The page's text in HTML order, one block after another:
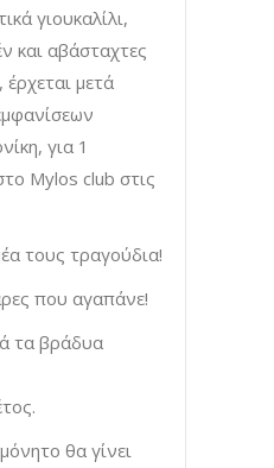
γιουκαλίλι,
και αβάσταχτες
έρχεται μετά
για 1
Mylos club στις
τους τραγούδια!
που αγαπάνε!
τα βράδυα
θα γίνει